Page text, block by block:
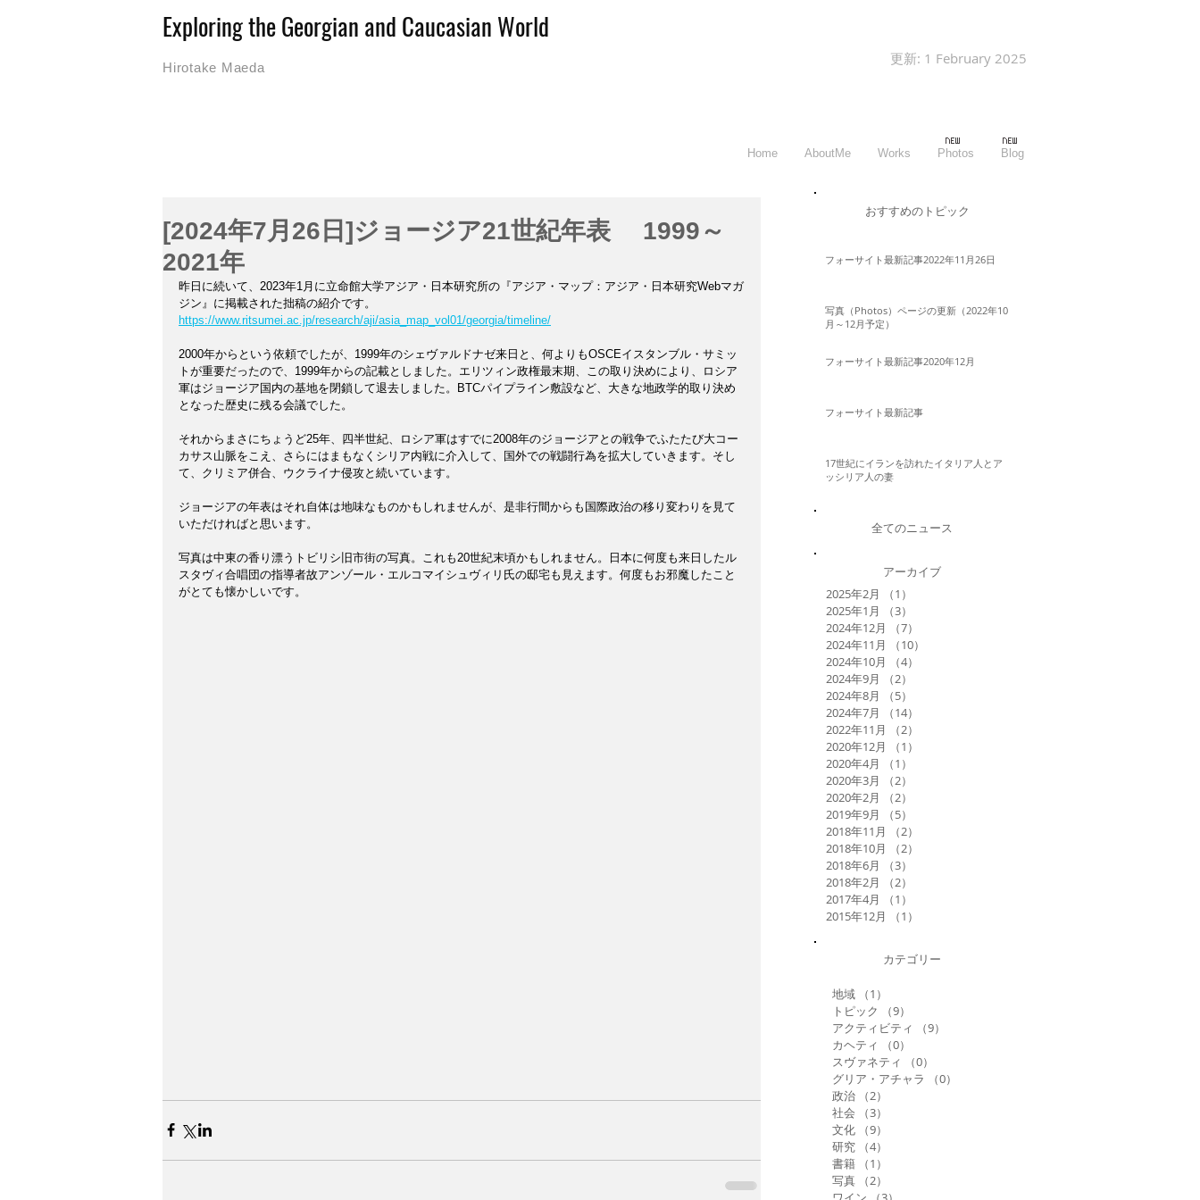
Exploring the Georgian and Caucasian World
Hirotake Maeda
更新: 1 February 2025
Home AboutMe Works Photos Blog
[2024年7月26日]ジョージア21世紀年表 1999～
2021年
昨日に続いて、 2023年1月に立命館大学アジア・日本研究所の『アジア・マップ：アジア・日本研究Webマガ
ジン』に掲載された拙稿の紹介です。
https://www.ritsumei.ac.jp/research/aji/asia_map_vol01/georgia/timeline/
2000年からという依頼でしたが、1999年のシェヴァルドナゼ来日と、何よりもOSCEイスタンブル・サミッ
トが重要だったので、1999年からの記載としました。エリツィン政権最末期、この取り決めにより、ロシア
軍はジョージア国内の基地を閉鎖して退去しました。BTCパイプライン敷設など、大きな地政学的取り決め
となった歴史に残る会議でした。
それからまさにちょうど25年、四半世紀、ロシア軍はすでに2008年のジョージアとの戦争でふたたび大コー
カサス山脈をこえ、さらにはまもなくシリア内戦に介入して、国外での戦闘行為を拡大していきます。そし
て、クリミア併合、ウクライナ侵攻と続いています。
ジョージアの年表はそれ自体は地味なものかもしれませんが、是非行間からも国際政治の移り変わりを見て
いただければと思います。
写真は中東の香り漂うトビリシ旧市街の写真。これも20世紀末頃かもしれません。日本に何度も来日したル
スタヴィ合唱団の指導者故アンゾール・エルコマイシュヴィリ氏の邸宅も見えます。何度もお邪魔したこと
がとても懐かしいです。
​おすすめのトピック
フォーサイト最新記事2022年11月26日
写真（Photos）ページの更新（2022年10
月～12月予定）
フォーサイト最新記事2020年12月
フォーサイト最新記事
17世紀にイランを訪れたイタリア人とア
ッシリア人の妻
全てのニュース
アーカイブ
2025年2月 （1）
2025年1月
（3）
2024年12月
（7）
2024年11月
（10）
2024年10月
（4）
2024年9月
（2）
2024年8月
（5）
2024年7月
（14）
2022年11月
（2）
2020年12月
（1）
2020年4月
（1）
2020年3月
（2）
2020年2月
（2）
2019年9月
（5）
2018年11月
（2）
2018年10月
（2）
2018年6月
（3）
2018年2月
（2）
2017年4月
（1）
2015年12月
（1）
カテゴリー
地域 （1）
トピック
（9）
アクティビティ
（9）
カヘティ
（0）
スヴァネティ
（0）
グリア・アチャラ
（0）
政治
（2）
社会
（3）
文化
（9）
研究
（4）
書籍
（1）
写真
（2）